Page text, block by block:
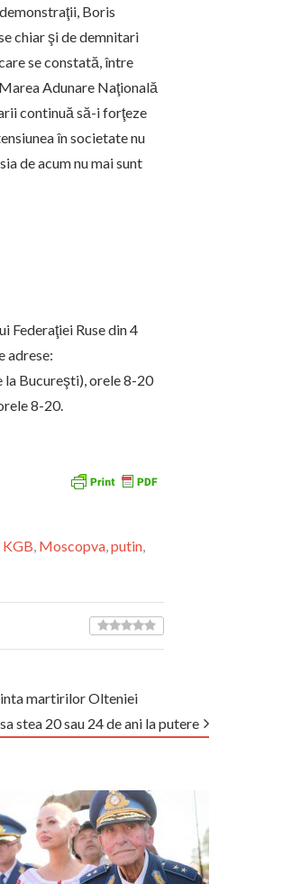
Boris
chiar şi de demnitari
se constată, între
Adunare Naţională
continuă să-i forţeze
în societate nu
de acum nu mai sunt
Federaţiei Ruse din 4
adrese:
la Bucureşti), orele 8-20
8-20.
KGB, Moscopva,putin,
martirilor Olteniei
stea 20 sau 24 de ani la putere